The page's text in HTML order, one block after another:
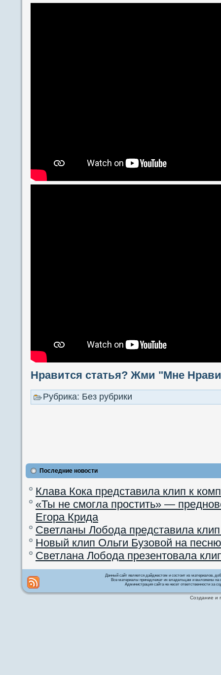
Нравится статья? Жми "Мне
Рубрика: Без рубрики
Последние новости
Клава Кока представила клип к
«Ты не смогла простить» —
Егора Крида
Светланы Лобода представила
Новый клип Ольги Бузовой на
Светлана Лобода презентовала
Данный сайт является дайджестом и состоит из материалов,
Все материалы принадлежат их владельцам и выложены на
Администрация сайта не несет ответственности за
Создание и